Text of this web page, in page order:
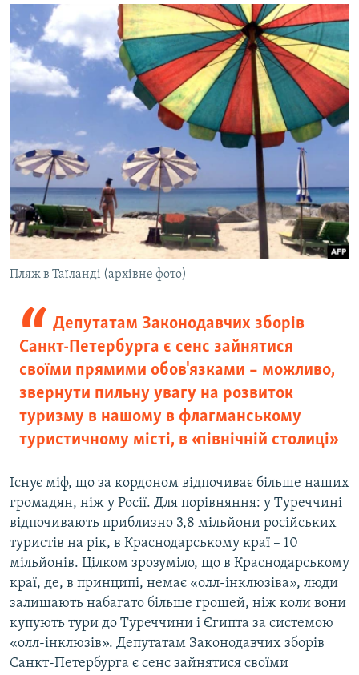
Пляж в Таїланді (архівне фото)
Депутатам Законодавчих зборів
Санкт-Петербурга є сенс зайнятися
своїми прямими обов'язками – можливо,
звернути пильну увагу на розвиток
туризму в нашому в флагманському
туристичному місті, в «північній столиці»
Існує міф, що за кордоном відпочиває більше наших
громадян, ніж у Росії. Для порівняння: у Туреччині
відпочивають приблизно 3,8 мільйони російських
туристів на рік, в Краснодарському краї – 10
мільйонів. Цілком зрозуміло, що в Краснодарському
краї, де, в принципі, немає «олл-інклюзіва», люди
залишають набагато більше грошей, ніж коли вони
купують тури до Туреччини і Єгипта за системою
«олл-інклюзів». Депутатам Законодавчих зборів
Санкт-Петербурга є сенс зайнятися своїми